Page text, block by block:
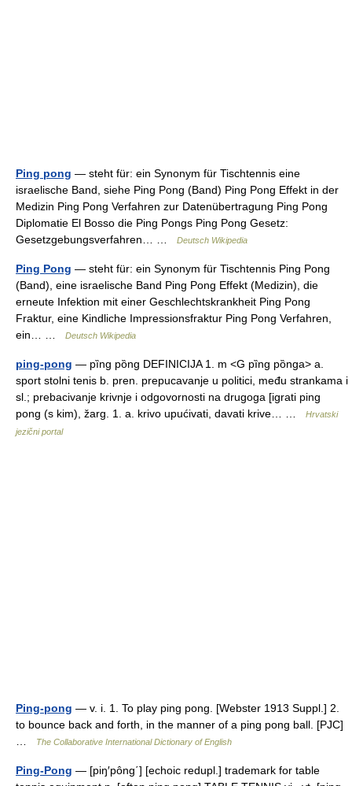
Ping pong — steht für: ein Synonym für Tischtennis eine
israelische Band, siehe Ping Pong (Band) Ping Pong Effekt in der
Medizin Ping Pong Verfahren zur Datenübertragung Ping Pong
Diplomatie El Bosso die Ping Pongs Ping Pong Gesetz:
Gesetzgebungsverfahren… …
Deutsch Wikipedia
Ping Pong — steht für: ein Synonym für Tischtennis Ping Pong
(Band), eine israelische Band Ping Pong Effekt (Medizin), die
erneute Infektion mit einer Geschlechtskrankheit Ping Pong
Fraktur, eine Kindliche Impressionsfraktur Ping Pong Verfahren,
ein… …
Deutsch Wikipedia
ping-pong — pȉng pȍng DEFINICIJA 1. m <G pȉng pȍnga> a.
sport stolni tenis b. pren. prepucavanje u politici, među strankama i
sl.; prebacivanje krivnje i odgovornosti na drugoga [igrati ping
pong (s kim), žarg. 1. a. krivo upućivati, davati krive… …
Hrvatski
jezični portal
Ping-pong — v. i. 1. To play ping pong. [Webster 1913 Suppl.] 2.
to bounce back and forth, in the manner of a ping pong ball. [PJC]
The Collaborative International Dictionary of English
Ping-Pong — [piŋ′pông΄] [echoic redupl.] trademark for table